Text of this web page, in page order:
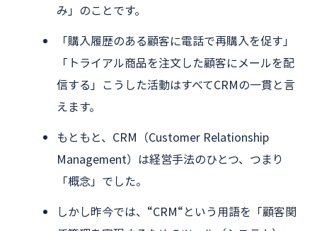
み」のことです。
「購入履歴のある顧客に電話で再購入を促す」
「トライアル商品を注文した顧客にメールを配
信する」こうした活動はすべてCRMの一貫と言
えます。
もともと、CRM（Customer Relationship
Management）は経営手法のひとつ、つまり
「概念」でした。
しかし昨今では、“CRM“という用語を「顧客関